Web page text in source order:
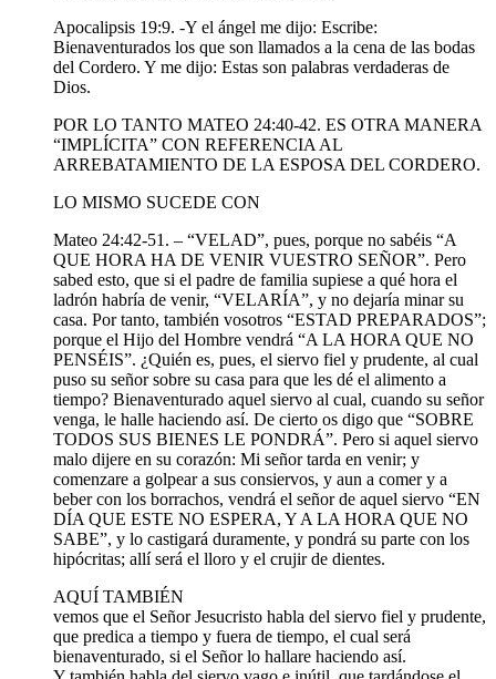
Apocalipsis 19:9. -Y el ángel me dijo: Escribe:
Bienaventurados los que son llamados a la cena de las bodas
del Cordero. Y me dijo: Estas son palabras verdaderas de
Dios.
POR LO TANTO MATEO 24:40-42. ES OTRA MANERA
“IMPLÍCITA” CON REFERENCIA AL
ARREBATAMIENTO DE LA ESPOSA DEL CORDERO.
LO MISMO SUCEDE CON
Mateo 24:42-51. – “VELAD”, pues, porque no sabéis “A
QUE HORA HA DE VENIR VUESTRO SEÑOR”. Pero
sabed esto, que si el padre de familia supiese a qué hora el
ladrón habría de venir, “VELARÍA”, y no dejaría minar su
casa. Por tanto, también vosotros “ESTAD PREPARADOS”;
porque el Hijo del Hombre vendrá “A LA HORA QUE NO
PENSÉIS”. ¿Quién es, pues, el siervo fiel y prudente, al cual
puso su señor sobre su casa para que les dé el alimento a
tiempo? Bienaventurado aquel siervo al cual, cuando su señor
venga, le halle haciendo así. De cierto os digo que “SOBRE
TODOS SUS BIENES LE PONDRÁ”. Pero si aquel siervo
malo dijere en su corazón: Mi señor tarda en venir; y
comenzare a golpear a sus consiervos, y aun a comer y a
beber con los borrachos, vendrá el señor de aquel siervo “EN
DÍA QUE ESTE NO ESPERA, Y A LA HORA QUE NO
SABE”, y lo castigará duramente, y pondrá su parte con los
hipócritas; allí será el lloro y el crujir de dientes.
AQUÍ TAMBIÉN
vemos que el Señor Jesucristo habla del siervo fiel y prudente,
que predica a tiempo y fuera de tiempo, el cual será
bienaventurado, si el Señor lo hallare haciendo así.